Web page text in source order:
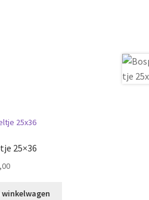
25×36
winkelwagen